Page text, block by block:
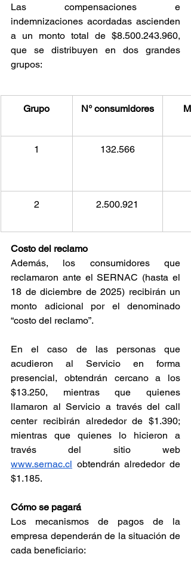
Las compensaciones e
indemnizaciones acordadas ascienden
a un monto total de $8.500.243.960,
que se distribuyen en dos grandes
grupos:
Grupo N° consumidores
1 132.566
2 2.500.921
Costo del reclamo
Además, los consumidores que
reclamaron ante el SERNAC (hasta el
18 de diciembre de 2025) recibirán un
monto adicional por el denominado
“costo del reclamo”.
En el caso de las personas que
acudieron al Servicio en forma
presencial, obtendrán cercano a los
$13.250, mientras que quienes
llamaron al Servicio a través del call
center recibirán alrededor de $1.390;
mientras que quienes lo hicieron a
www.sernac.cl obtendrán alrededor de
$1.185.
Cómo se pagará
Los mecanismos de pagos de la
empresa dependerán de la situación de
cada beneficiario: